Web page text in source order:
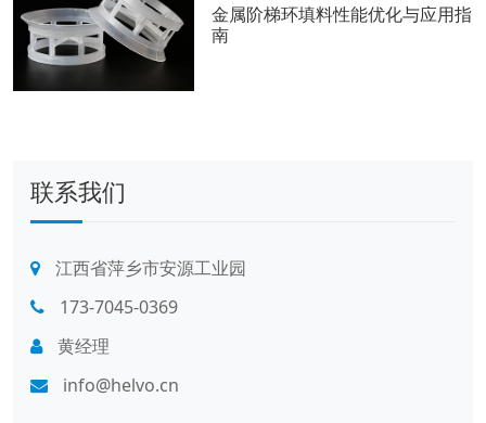
金属阶梯环填料性能优化与应用指
南
联系我们
江西省萍乡市安源工业园
173-7045-0369
黄经理
info@helvo.cn